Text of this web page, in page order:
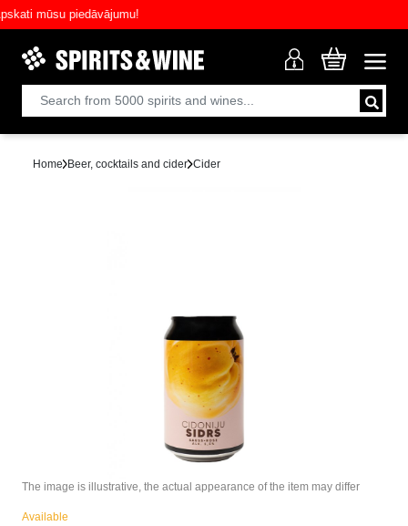
mūsu piedāvājumu!
Home Beer, cocktails and cider Cider
The image is illustrative, the actual appearance of the item may differ
Available